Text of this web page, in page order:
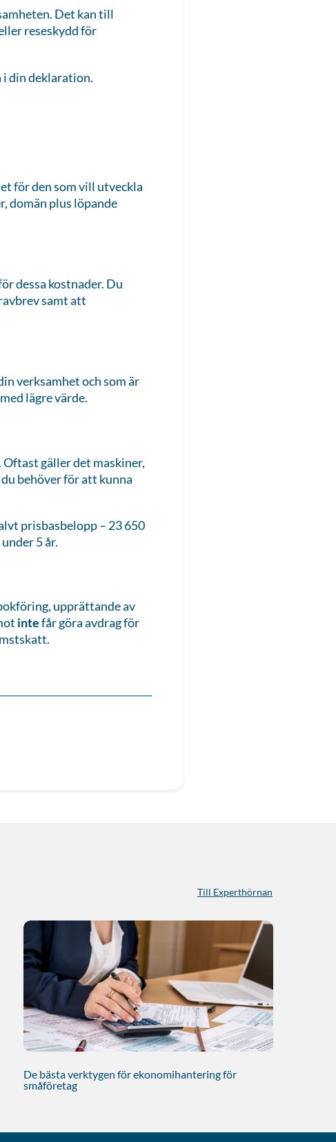
Det kan till
reseskydd för
din deklaration.
för den som vill utveckla
domän plus löpande
dessa kostnader. Du
samt att
verksamhet och som är
lägre värde.
gäller det maskiner,
behöver för att kunna
prisbasbelopp – 23 650
5 år.
upprättande av
intefår göra avdrag för
Till Experthörnan
De bästa verktygen för ekonomihantering för
småföretag